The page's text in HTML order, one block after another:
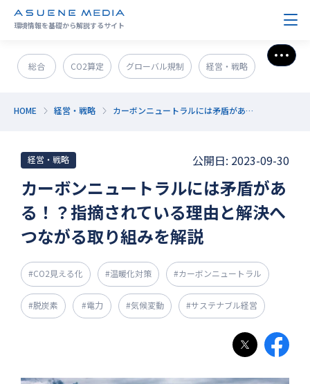
環境情報を基礎から解説するサイト
総合 CO2算定 グローバル規制 経営・戦略
CO2削減 その他
さら
HOME 経営・戦略 カーボンニュートラルには矛盾がある！？指摘されている理由と解決へつながる取り組みを解説
経営・戦略 公開日: 2023-09-30
カーボンニュートラルには矛盾があ
る！？指摘されている理由と解決へ
つながる取り組みを解説
#CO2見える化 #温暖化対策 #カーボンニュートラル
#脱炭素 #電力 #気候変動 #サステナブル経営